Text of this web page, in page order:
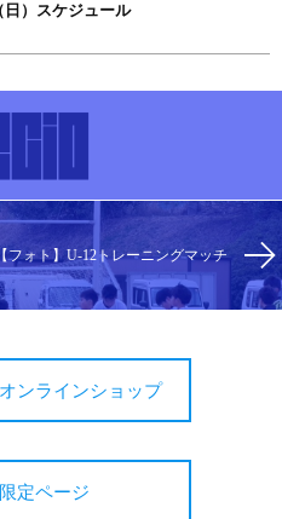
日）スケジュール
【フォト】U-12トレーニングマッチ
ンラインショップ
定ページ